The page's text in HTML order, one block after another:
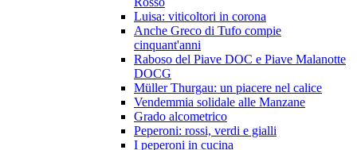
Luisa: viticoltori in corona
Anche Greco di Tufo compie
cinquant'anni
Raboso del Piave DOC e Piave Malanotte
DOCG
Müller Thurgau: un piacere nel calice
Vendemmia solidale alle Manzane
Grado alcometrico
Peperoni: rossi, verdi e gialli
I peperoni in cucina